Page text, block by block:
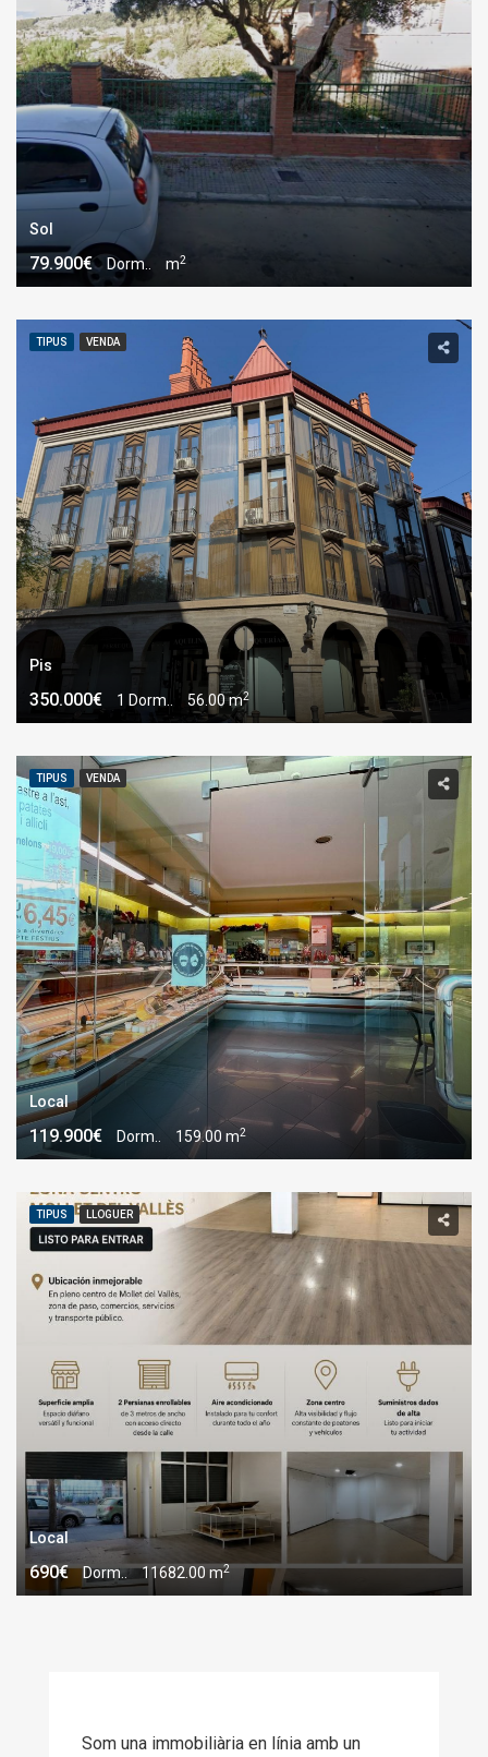
Sol
79.900€ Dorm.. m2
TIPUS VENDA
Pis
350.000€ 1 Dorm.. 56.00 m2
TIPUS VENDA
Local
119.900€ Dorm.. 159.00 m2
TIPUS LLOGUER
Local
690€ Dorm.. 11682.00 m2
Som una immobiliària en línia amb un